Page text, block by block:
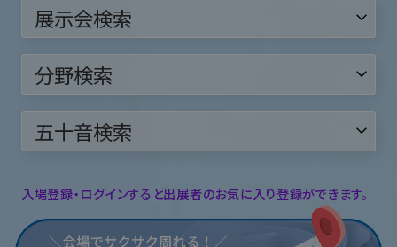
入場登録・ログインすると出展者のお気に入り登録ができます。